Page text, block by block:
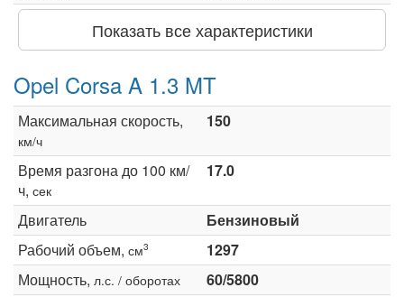
Показать все характеристики
Opel Corsa A 1.3 MT
Максимальная скорость,
км/ч
150
Время разгона до 100 км/
ч, сек
17.0
Двигатель
Бензиновый
Рабочий объем, см3
1297
Мощность, л.с. / оборотах
60/5800